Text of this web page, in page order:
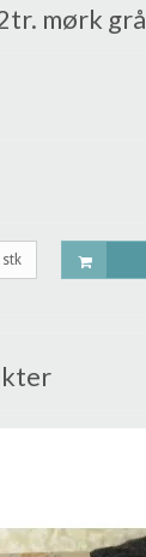
mørk grå
stk